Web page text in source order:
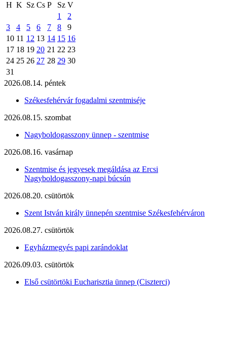
H K Sz Cs P Sz V
1
2
3
4 5 6 7 8
9
10 11 12 13 14 15 16
17 18 19 20 21 22 23
24 25 26 27 28 29 30
31
2026.08.14. péntek
Székesfehérvár fogadalmi szentmiséje
2026.08.15. szombat
Nagyboldogasszony ünnep - szentmise
2026.08.16. vasárnap
Szentmise és jegyesek megáldása az Ercsi
Nagyboldogasszony-napi búcsún
2026.08.20. csütörtök
Szent István király ünnepén szentmise Székesfehérváron
2026.08.27. csütörtök
Egyházmegyés papi zarándoklat
2026.09.03. csütörtök
Első csütörtöki Eucharisztia ünnep (Ciszterci)